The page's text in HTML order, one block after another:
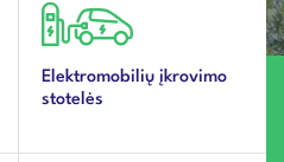
Elektromobilių įkrovimo
stotelės